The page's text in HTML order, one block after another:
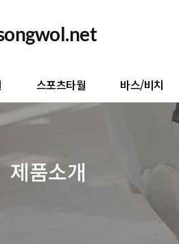
스포츠타월 바스/비치
제품소개